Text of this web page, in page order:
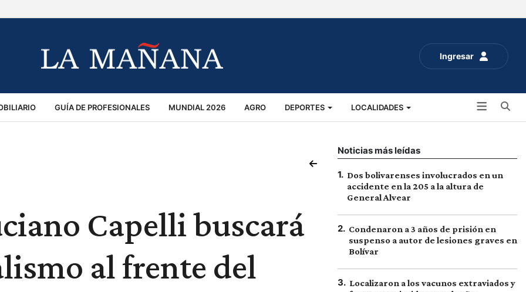
Ingresar
GUÍA DE PROFESIONALES MUNDIAL 2026 AGRO DEPORTES LOCALIDADES
Capelli buscará
al frente del
Noticias más leídas
1. Dos bolivarenses involucrados en un
accidente en la 205 a la altura de
General Alvear
2. Condenaron a 3 años de prisión en
suspenso a autor de lesiones graves en
Bolívar
3. Localizaron a los vacunos extraviados y